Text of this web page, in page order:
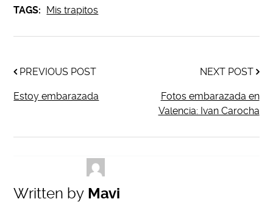
TAGS: Mis trapitos
PREVIOUS POST
Estoy embarazada
NEXT POST
Fotos embarazada en
Valencia: Ivan Carocha
Written by Mavi